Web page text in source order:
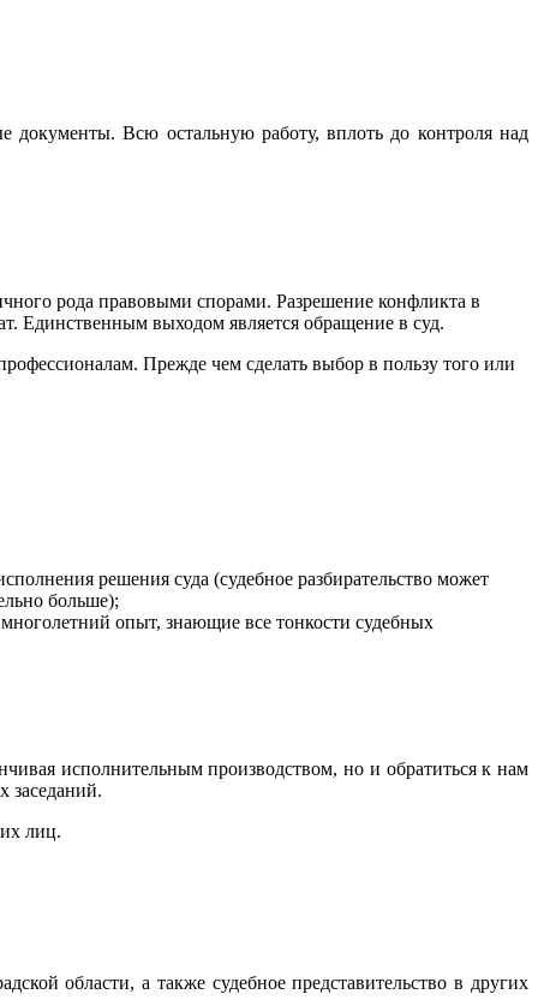
Всю остальную работу, вплоть до контроля над
рода правовыми спорами. Разрешение конфликта в
Единственным выходом является обращение в суд.
Прежде чем сделать выбор в пользу того или
решения суда (судебное разбирательство может
больше);
опыт, знающие все тонкости судебных
исполнительным производством, но и обратиться к нам
заседаний.
лиц.
области, а также судебное представительство в других